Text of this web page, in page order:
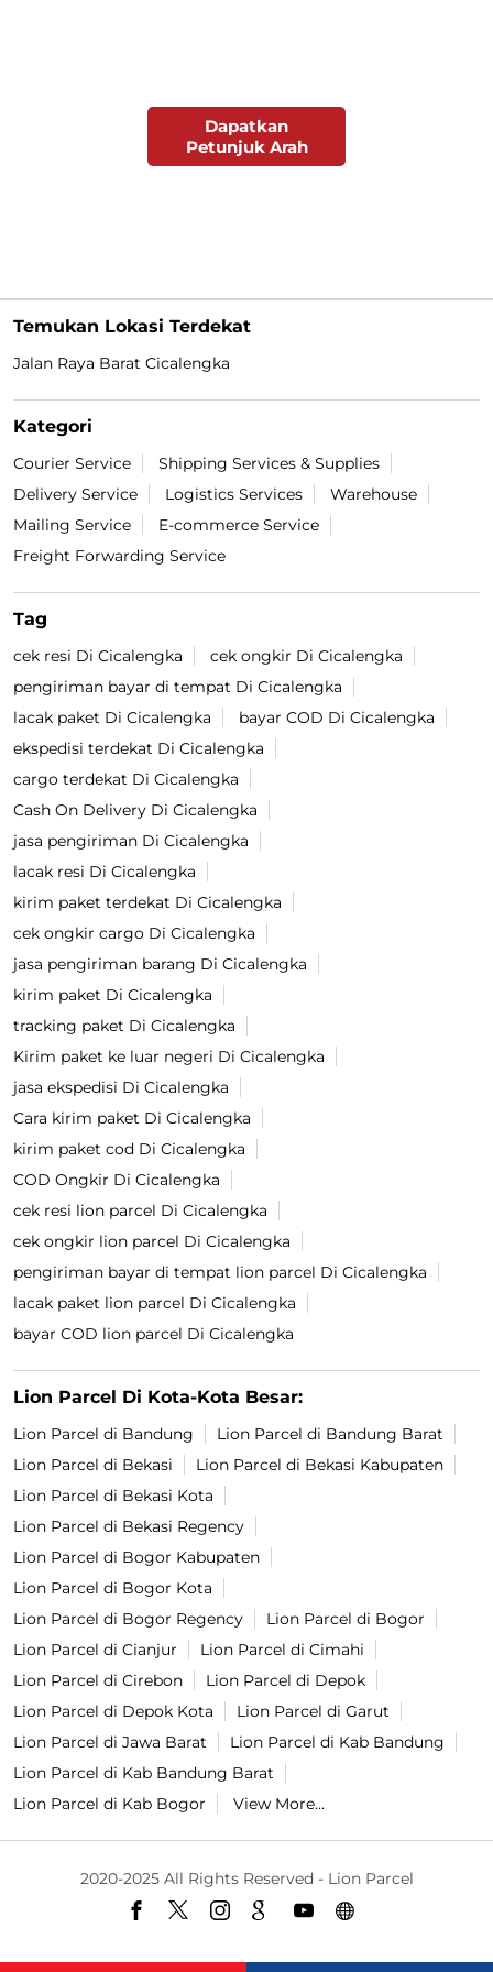
Dapatkan
Petunjuk Arah
Temukan Lokasi Terdekat
Jalan Raya Barat Cicalengka
Kategori
Courier Service
Shipping Services & Supplies
Delivery Service
Logistics Services
Warehouse
Mailing Service
E-commerce Service
Freight Forwarding Service
Tag
cek resi Di Cicalengka
cek ongkir Di Cicalengka
pengiriman bayar di tempat Di Cicalengka
lacak paket Di Cicalengka
bayar COD Di Cicalengka
ekspedisi terdekat Di Cicalengka
cargo terdekat Di Cicalengka
Cash On Delivery Di Cicalengka
jasa pengiriman Di Cicalengka
lacak resi Di Cicalengka
kirim paket terdekat Di Cicalengka
cek ongkir cargo Di Cicalengka
jasa pengiriman barang Di Cicalengka
kirim paket Di Cicalengka
tracking paket Di Cicalengka
Kirim paket ke luar negeri Di Cicalengka
jasa ekspedisi Di Cicalengka
Cara kirim paket Di Cicalengka
kirim paket cod Di Cicalengka
COD Ongkir Di Cicalengka
cek resi lion parcel Di Cicalengka
cek ongkir lion parcel Di Cicalengka
pengiriman bayar di tempat lion parcel Di Cicalengka
lacak paket lion parcel Di Cicalengka
bayar COD lion parcel Di Cicalengka
Lion Parcel Di Kota-Kota Besar:
Lion Parcel di Bandung
Lion Parcel di Bandung Barat
Lion Parcel di Bekasi
Lion Parcel di Bekasi Kabupaten
Lion Parcel di Bekasi Kota
Lion Parcel di Bekasi Regency
Lion Parcel di Bogor Kabupaten
Lion Parcel di Bogor Kota
Lion Parcel di Bogor Regency
Lion Parcel di Bogor
Lion Parcel di Cianjur
Lion Parcel di Cimahi
Lion Parcel di Cirebon
Lion Parcel di Depok
Lion Parcel di Depok Kota
Lion Parcel di Garut
Lion Parcel di Jawa Barat
Lion Parcel di Kab Bandung
Lion Parcel di Kab Bandung Barat
Lion Parcel di Kab Bogor
View More...
2020-2025 All Rights Reserved - Lion Parcel